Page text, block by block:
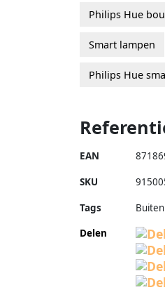
Philips Hue
Smart lampen
Philips Hue
EAN
SKU
Tags
Delen